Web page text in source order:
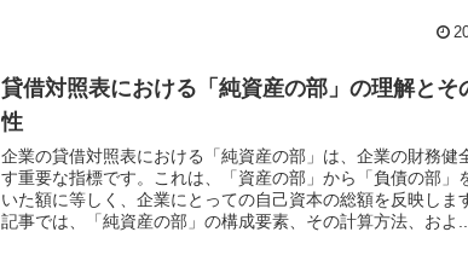
貸借対照表における「純資産の部」の理解とそ
性
企業の貸借対照表における「純資産の部」は、企業の財務健
す重要な指標です。これは、「資産の部」から「負債の部」
いた額に等しく、企業にとっての自己資本の総額を反映しま
記事では、「純資産の部」の構成要素、その計算方法、およ...